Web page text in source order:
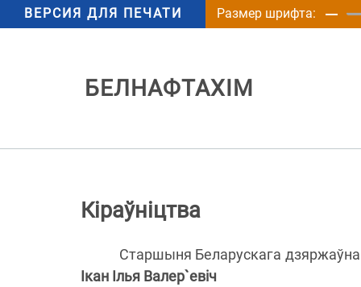
ВЕРСИЯ ДЛЯ ПЕЧАТИ Размер шрифта:
БЕЛНАФТАХІМ
Кіраўніцтва
Старшыня Беларускага
Ікан Ілья Валер`евіч